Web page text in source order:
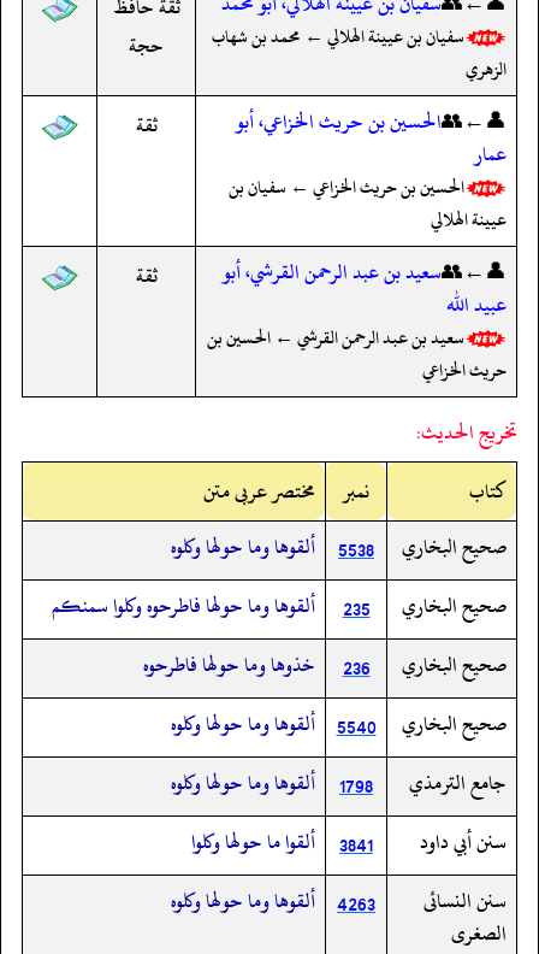
سفيان بن عيينة الهلالي ← محمد بن شهاب
الزهري
حجة
👤←👥الحسين بن حريث الخزاعي، أبو
عمار
الحسين بن حريث الخزاعي ← سفيان بن
عيينة الهلالي
ثقة
👤←👥سعيد بن عبد الرحمن القرشي، أبو
عبيد الله
سعيد بن عبد الرحمن القرشي ← الحسين بن
حريث الخزاعي
ثقة
تخريج الحديث:
کتاب
نمبر
مختصر عربی متن
صحيح البخاري
5538 ألقوها وما حولها وكلوه
صحيح البخاري
235
ألقوها وما حولها فاطرحوه وكلوا سمنكم
صحيح البخاري
236
خذوها وما حولها فاطرحوه
صحيح البخاري
5540 ألقوها وما حولها وكلوه
جامع الترمذي
1798
ألقوها وما حولها وكلوه
سنن أبي داود
3841
ألقوا ما حولها وكلوا
سنن النسائى
الصغرى
4263 ألقوها وما حولها وكلوه